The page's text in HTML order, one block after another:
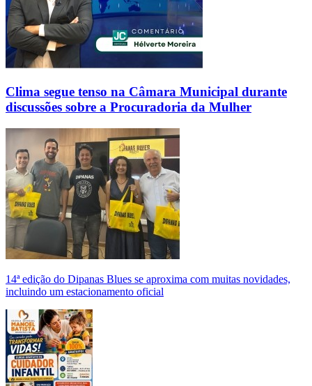
Clima segue tenso na Câmara Municipal durante
discussões sobre a Procuradoria da Mulher
14ª edição do Dipanas Blues se aproxima com muitas novidades,
incluindo um estacionamento oficial